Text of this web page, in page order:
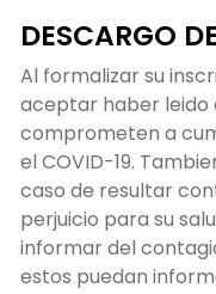
DESCARGO
Al formalizar su
aceptar haber leido
comprometen a
el COVID-19.
caso de resultar
perjuicio para su
informar del
estos puedan